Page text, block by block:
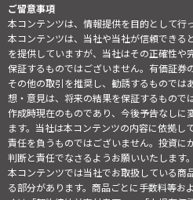
ご留意事項
本コンテンツは、情報提供を目的として行
本コンテンツは、当社や当社が信頼できる
を提供していますが、当社はその正確性や
保証するものではございません。有価証券
その他の取引を推奨し、勧誘するものでは
想・意見は、将来の結果を保証するもので
作成時現在のものであり、今後予告なしに
ます。当社は本コンテンツの内容に依拠し
責任を負うものではございません。投資に
判断と責任でなさるようお願いいたします。
本コンテンツでは当社でお取扱している商
る部分があります。商品ごとに手数料等お